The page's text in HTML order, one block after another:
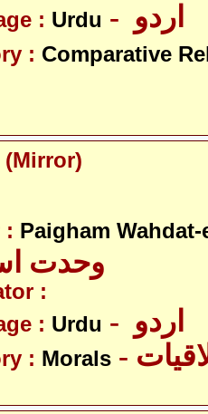
: Urdu
: Comparative
(Mirror)
: Paigham
وحدت
:
: Urdu
: Morals